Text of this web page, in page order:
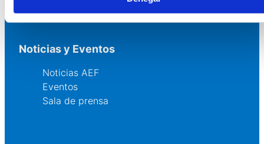
Fundaciones por el Clima
Noticias y Eventos
Noticias AEF
Eventos
Sala de prensa